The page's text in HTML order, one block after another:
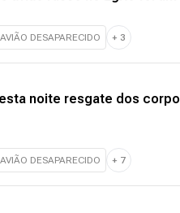
AVIÃO DESAPARECIDO + 3
noite resgate dos
AVIÃO DESAPARECIDO + 7